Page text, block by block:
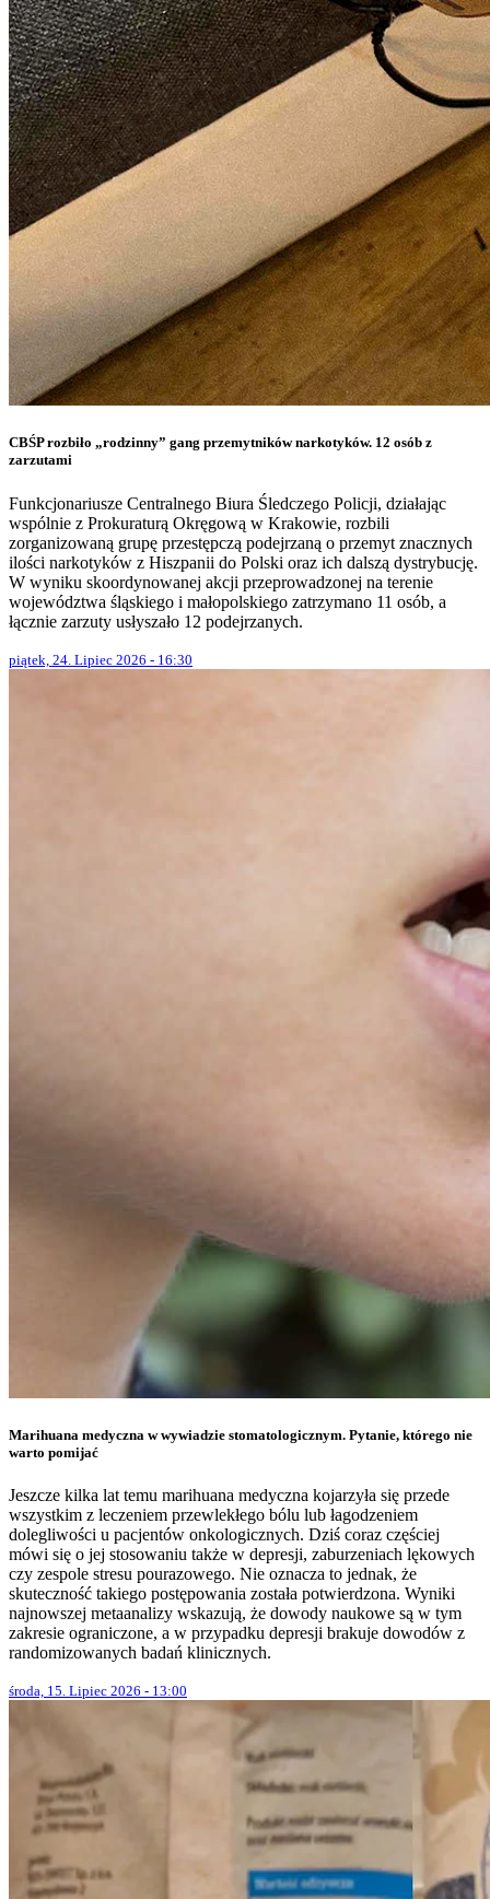
CBŚP rozbiło „rodzinny” gang przemytników narkotyków. 12 osób z
zarzutami
Funkcjonariusze Centralnego Biura Śledczego Policji, działając
wspólnie z Prokuraturą Okręgową w Krakowie, rozbili
zorganizowaną grupę przestępczą podejrzaną o przemyt znacznych
ilości narkotyków z Hiszpanii do Polski oraz ich dalszą dystrybucję.
W wyniku skoordynowanej akcji przeprowadzonej na terenie
województwa śląskiego i małopolskiego zatrzymano 11 osób, a
łącznie zarzuty usłyszało 12 podejrzanych.
piątek, 24. Lipiec 2026 - 16:30
Marihuana medyczna w wywiadzie stomatologicznym. Pytanie, którego nie
warto pomijać
Jeszcze kilka lat temu marihuana medyczna kojarzyła się przede
wszystkim z leczeniem przewlekłego bólu lub łagodzeniem
dolegliwości u pacjentów onkologicznych. Dziś coraz częściej
mówi się o jej stosowaniu także w depresji, zaburzeniach lękowych
czy zespole stresu pourazowego. Nie oznacza to jednak, że
skuteczność takiego postępowania została potwierdzona. Wyniki
najnowszej metaanalizy wskazują, że dowody naukowe są w tym
zakresie ograniczone, a w przypadku depresji brakuje dowodów z
randomizowanych badań klinicznych.
środa, 15. Lipiec 2026 - 13:00